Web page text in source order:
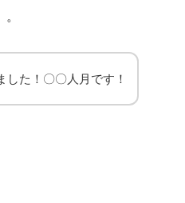
した！〇〇人月です！